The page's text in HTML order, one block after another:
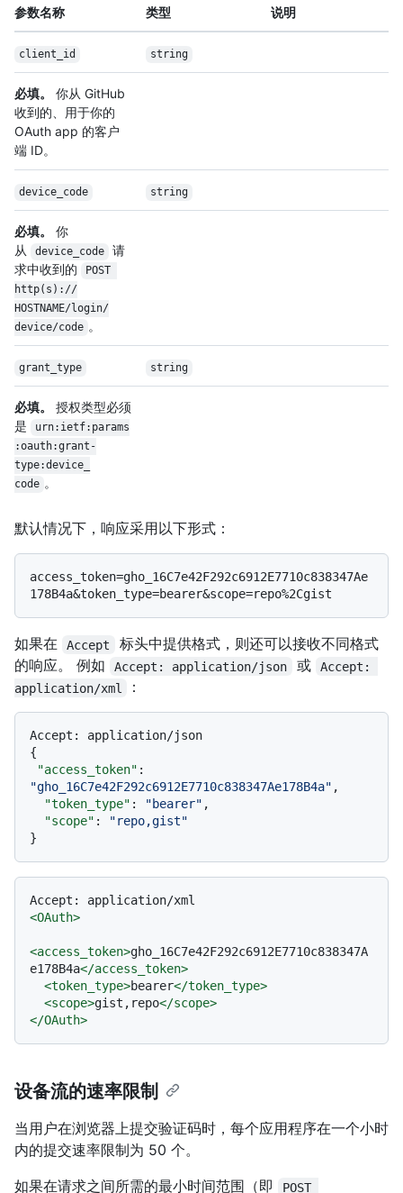
参数名称 类型 说明
client_id string
必填。
你从 GitHub
收到的、用于你的
OAuth app 的客户
端 ID。
device_code string
必填。
你
从
device_code
请
求中收到的
POST
http(s)://
HOSTNAME/login/
device/code 。
grant_type string
必填。
授权类型必须
是
urn:ietf:params
:oauth:grant-
type:device_
code 。
默认情况下，响应采用以下形式：
access_token=gho_16C7e42F292c6912E7710c838347Ae
如果在 Accept
标头中提供格式，则还可以接收不同格式
的响应。 例如
Accept: application/json 或
Accept:
application/xml
：
Accept :
{
"access_token" :
"gho_16C7e42F292c6912E7710c838347Ae178B4a" ,
"token_type" : "bearer" ,
"scope" :
"repo,gist"
}
<OAuth>
<access_token>gho_16C7e42F292c6912E7710c838347A
e178B4a</access_token>
<token_type>bearer</token_type>
<scope>gist,repo</scope>
</OAuth>
设备流的速率限制
当用户在浏览器上提交验证码时，每个应用程序在一个小时
内的提交速率限制为 50 个。
如果在请求之间所需的最小时间范围（即
POST